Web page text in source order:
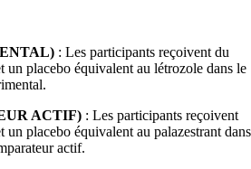
: Les participants reçoivent du
un placebo équivalent au létrozole dans le
ACTIF) : Les participants reçoivent
placebo équivalent au palazestrant dans
actif.